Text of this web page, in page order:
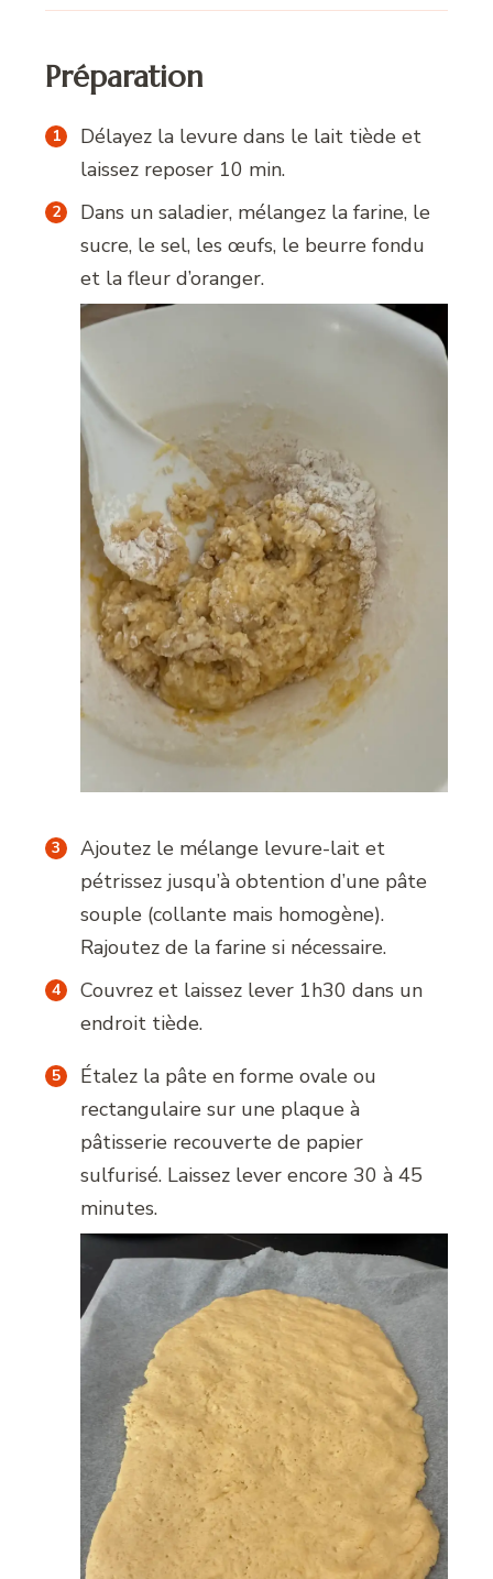
Préparation
Délayez la levure dans le lait tiède et
laissez reposer 10 min.
Dans un saladier, mélangez la farine, le
sucre, le sel, les œufs, le beurre fondu
et la fleur d’oranger.
Ajoutez le mélange levure-lait et
pétrissez jusqu’à obtention d’une pâte
souple (collante mais homogène).
Rajoutez de la farine si nécessaire.
Couvrez et laissez lever 1h30 dans un
endroit tiède.
Étalez la pâte en forme ovale ou
rectangulaire sur une plaque à
pâtisserie recouverte de papier
sulfurisé. Laissez lever encore 30 à 45
minutes.